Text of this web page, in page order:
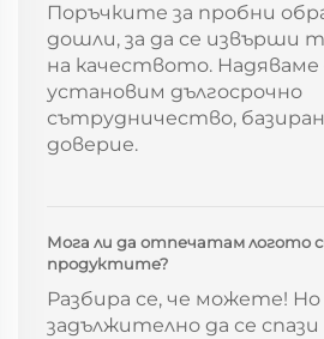
Поръчките за пробни
дошли, за да се извърши
на качеството. Надяваме
установим дългосрочно
сътрудничество,
доверие.
Мога ли да отпечатам логото
продуктите?
Разбира се, че можете! Но
задължително да се